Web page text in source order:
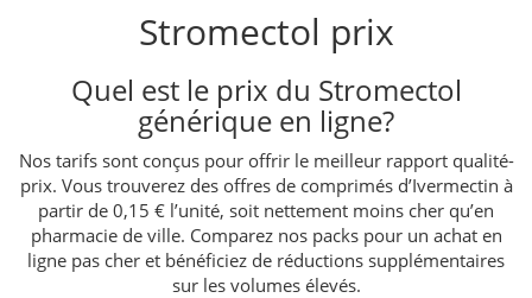
Stromectol prix
Quel est le prix du Stromectol
générique en ligne?
Nos tarifs sont conçus pour offrir le meilleur rapport qualité-
prix. Vous trouverez des offres de comprimés d’Ivermectin à
partir de 0,15 € l’unité, soit nettement moins cher qu’en
pharmacie de ville. Comparez nos packs pour un achat en
ligne pas cher et bénéficiez de réductions supplémentaires
sur les volumes élevés.